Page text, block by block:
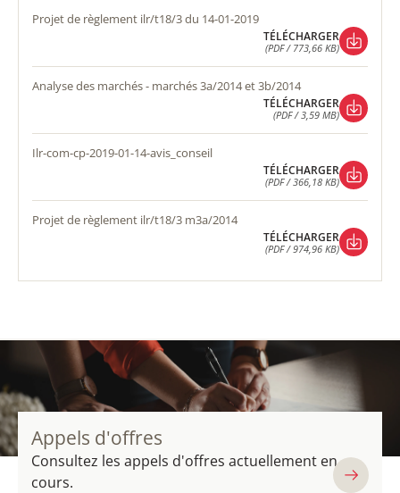
projet de règlement ilr/t18/3 du 14-01-2019
TÉLÉCHARGER
(PDF / 773,66 KB)
TÉLÉCHARGER
analyse des marchés - marchés 3a/2014 et 3b/2014
TÉLÉCHARGER
(PDF / 3,59 MB)
TÉLÉCHARGER
ilr-com-cp-2019-01-14-avis_conseil
TÉLÉCHARGER
(PDF / 366,18 KB)
TÉLÉCHARGER
projet de règlement ilr/t18/3 m3a/2014
TÉLÉCHARGER
(PDF / 974,96 KB)
Appels d'offres
Consultez les appels d'offres actuellement en
cours.